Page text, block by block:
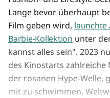
Lange bevor überhaupt
Film geben wird, launchte
Barbie-Kollektion unter
kannst alles sein". 2023
des Kinostarts
der rosanen Hype-Welle,
mit zu schwimmen.